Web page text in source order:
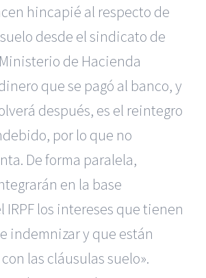
hincapié al respecto de
desde el sindicato de
de Hacienda
que se pagó al banco, y
después, es el reintegro
por lo que no
De forma paralela,
en la base
los intereses que tienen
indemnizar y que están
las cláusulas suelo».